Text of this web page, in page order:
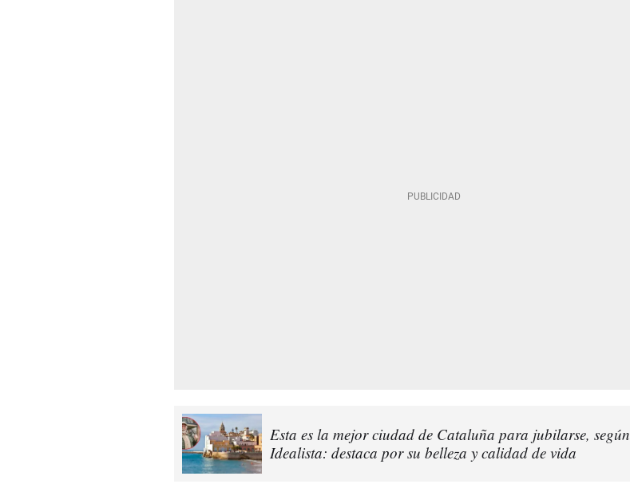
Esta es la mejor ciudad de Cataluña para jubilarse, según
Idealista: destaca por su belleza y calidad de vida